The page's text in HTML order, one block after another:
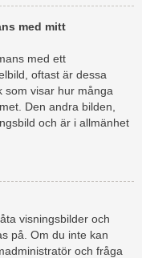
med mitt
med ett
oftast är dessa
som visar hur många
Den andra bilden,
och är i allmänhet
visningsbilder och
på. Om du inte kan
och fråga